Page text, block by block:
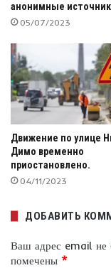
анонимные
05/07/2023
Движение по улице
Димо временно
приостановлено.
04/11/2023
ДОБАВИТЬ
Ваш адрес email не
помечены *